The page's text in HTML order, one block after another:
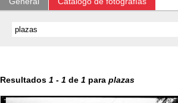
Resultados 1 - 1 de 1 para plazas